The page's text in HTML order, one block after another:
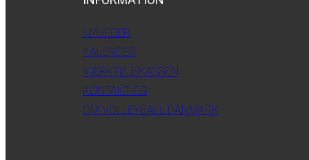
NYHEDER
KALENDER
VÆRKTØJSKASSEN
KONTAKT OS
OM VOLLEYBALL DANMARK